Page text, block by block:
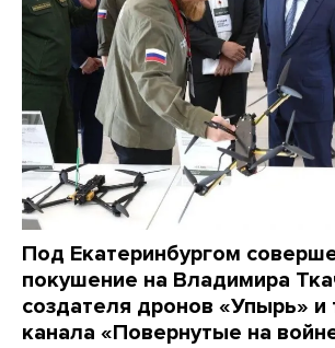
Под Екатеринбургом
покушение на Владимира
создателя дронов «Упырь» и
канала «Повернутые на